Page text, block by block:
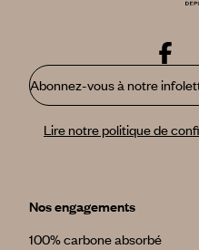
Abonnez-vous à notre
Lire notre politique de
Nos engagements
100% carbone absorbé